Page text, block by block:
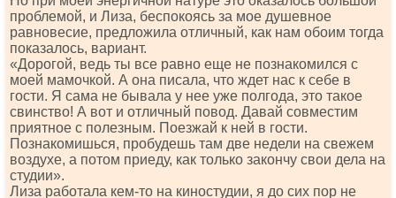
проблемой, и Лиза, беспокоясь за мое душевное
равновесие, предложила отличный, как нам обоим тогда
показалось, вариант.
«Дорогой, ведь ты все равно еще не познакомился с
моей мамочкой. А она писала, что ждет нас к себе в
гости. Я сама не бывала у нее уже полгода, это такое
свинство! А вот и отличный повод. Давай совместим
приятное с полезным. Поезжай к ней в гости.
Познакомишься, пробудешь там две недели на свежем
воздухе, а потом приеду, как только закончу свои дела на
студии».
Лиза работала кем-то на киностудии, я до сих пор не